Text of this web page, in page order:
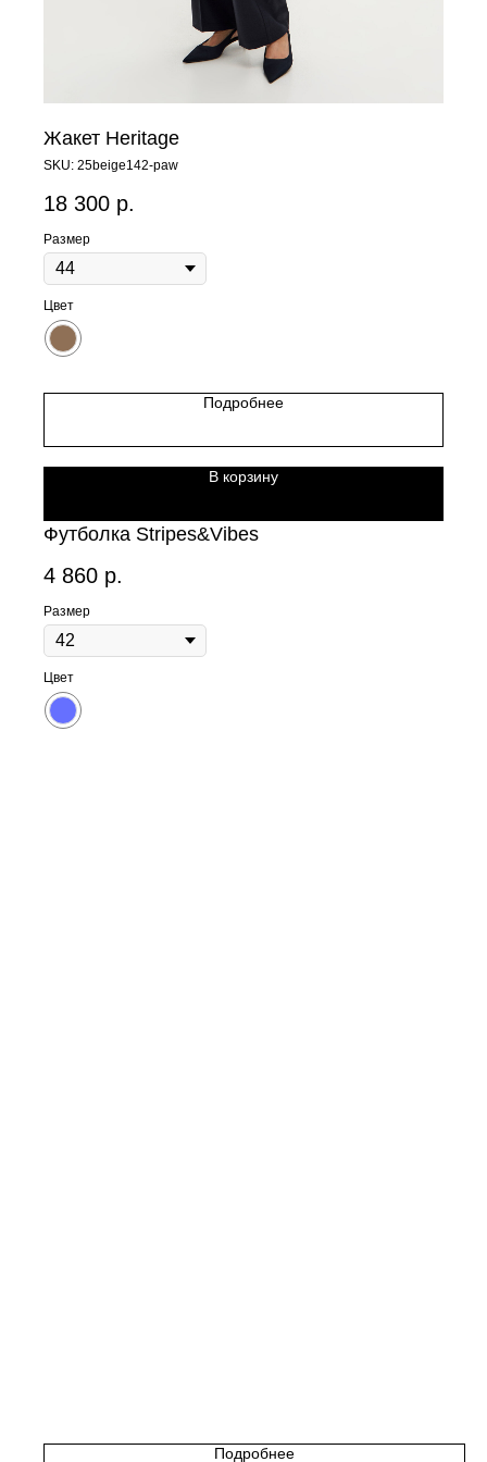
Жакет Heritage
SKU: 25beige142-paw
18 300 р.
Размер
Цвет
Подробнее
В корзину
Футболка Stripes&Vibes
4 860 р.
Размер
Цвет
Подробнее